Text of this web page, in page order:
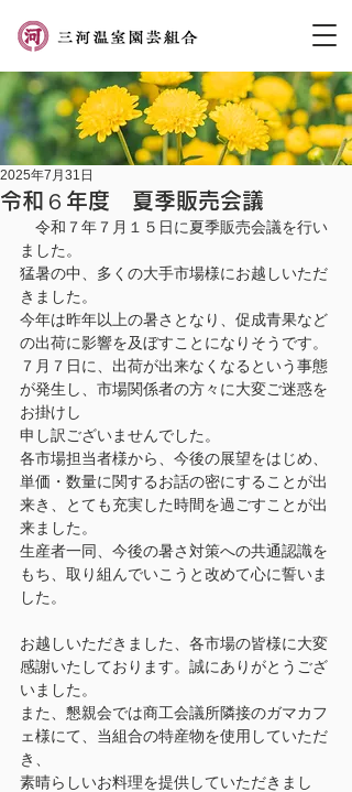
令和６年度 夏季販売会議
2025年7月31日
令和７年７月１５日に夏季販売会議を行い
ました。
猛暑の中、多くの大手市場様にお越しいただ
きました。
今年は昨年以上の暑さとなり、促成青果など
の出荷に影響を及ぼすことになりそうです。
７月７日に、出荷が出来なくなるという事態
が発生し、市場関係者の方々に大変ご迷惑を
お掛けし
申し訳ございませんでした。
各市場担当者様から、今後の展望をはじめ、
単価・数量に関するお話の密にすることが出
来き、とても充実した時間を過ごすことが出
来ました。
生産者一同、今後の暑さ対策への共通認識を
もち、取り組んでいこうと改めて心に誓いま
した。
お越しいただきました、各市場の皆様に大変
感謝いたしております。誠にありがとうござ
いました。
また、懇親会では商工会議所隣接のガマカフ
ェ様にて、当組合の特産物を使用していただ
き、
素晴らしいお料理を提供していただきまし